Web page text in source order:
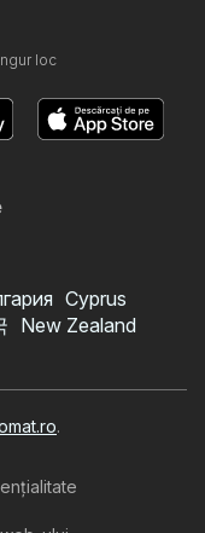
loc
Cyprus
New Zealand
.